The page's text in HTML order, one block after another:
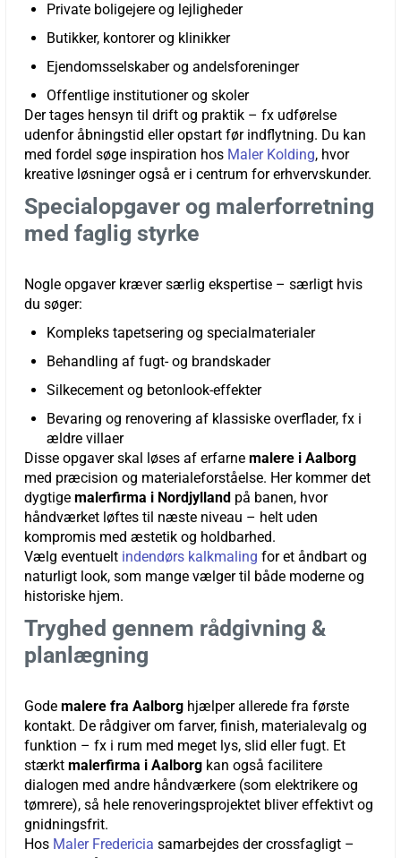
Private boligejere og lejligheder
Butikker, kontorer og klinikker
Ejendomsselskaber og andelsforeninger
Offentlige institutioner og skoler
Der tages hensyn til drift og praktik – fx udførelse
udenfor åbningstid eller opstart før indflytning. Du kan
med fordel søge inspiration hos Maler Kolding, hvor
kreative løsninger også er i centrum for erhvervskunder.
Specialopgaver og malerforretning
med faglig styrke
Nogle opgaver kræver særlig ekspertise – særligt hvis
du søger:
Kompleks tapetsering og specialmaterialer
Behandling af fugt- og brandskader
Silkecement og betonlook-effekter
Bevaring og renovering af klassiske overflader, fx i
ældre villaer
Disse opgaver skal løses af erfarne malere i Aalborg
med præcision og materialeforståelse. Her kommer det
dygtige malerfirma i Nordjylland på banen, hvor
håndværket løftes til næste niveau – helt uden
kompromis med æstetik og holdbarhed.
Vælg eventuelt indendørs kalkmaling for et åndbart og
naturligt look, som mange vælger til både moderne og
historiske hjem.
Tryghed gennem rådgivning &
planlægning
Gode malere fra Aalborg hjælper allerede fra første
kontakt. De rådgiver om farver, finish, materialevalg og
funktion – fx i rum med meget lys, slid eller fugt. Et
stærkt malerfirma i Aalborg kan også facilitere
dialogen med andre håndværkere (som elektrikere og
tømrere), så hele renoveringsprojektet bliver effektivt og
gnidningsfrit.
Hos Maler Fredericia samarbejdes der crossfagligt –